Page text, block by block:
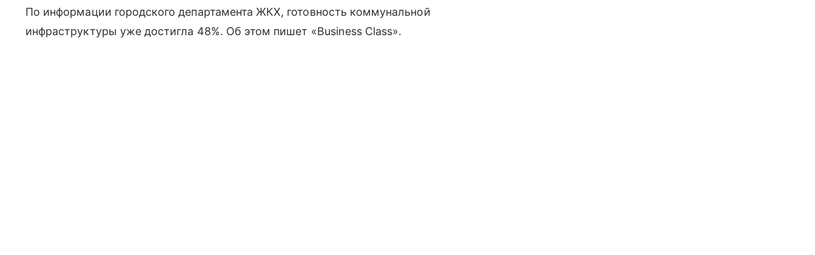
По информации городского департамента ЖКХ, готовность коммунальной
инфраструктуры уже достигла 48%. Об этом пишет «Business Class».